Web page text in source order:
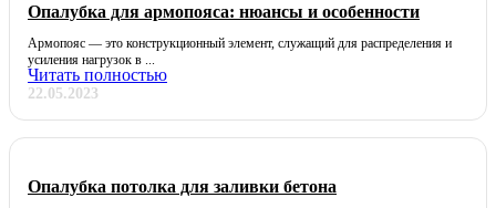
Опалубка для армопояса: нюансы и особенности
Армопояс — это конструкционный элемент, служащий для распределения и
усиления нагрузок в ...
Читать полностью
22.05.2023
Опалубка потолка для заливки бетона